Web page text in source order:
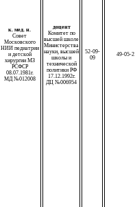
к. мед. н.
Совет
Московского
НИИ педиатрии
и детской
хирургии МЗ
РСФСР
08.07.1981г.
МД №012008
доцент
Комитет по
высшей школе
Министерства
науки, высшей
школы и
технической
политики РФ
17.12.1992г.
ДЦ №006954
52-09-
09
49-05-